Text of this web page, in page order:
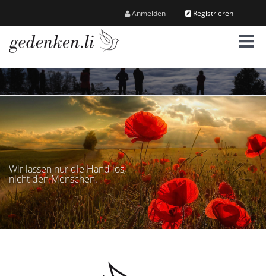
Anmelden Registrieren
M
e
n
ü
Wir lassen nur die Hand los,
nicht den Menschen.